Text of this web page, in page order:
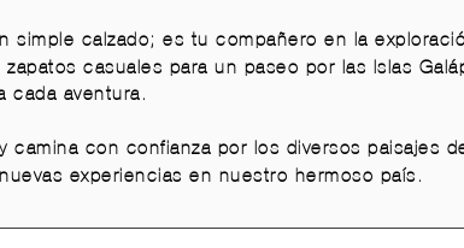
simple calzado; es tu compañero en la
zapatos casuales para un paseo por las Islas
cada aventura.
camina con confianza por los diversos paisajes
experiencias en nuestro hermoso país.